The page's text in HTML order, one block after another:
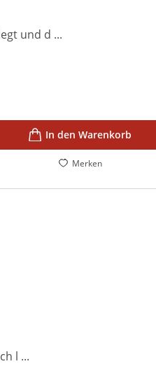
und d ...
In den Warenkorb
Merken
l ...